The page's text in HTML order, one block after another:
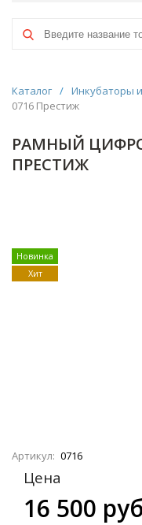
Каталог / Инкубаторы
0716 Престиж
РАМНЫЙ
ПРЕСТИЖ
Новинка
Хит
Артикул: 0716
Цена
16 500